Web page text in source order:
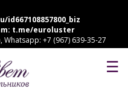
id667108857800_biz
t.me/euroluster
+7 (967) 639-35-27
☰